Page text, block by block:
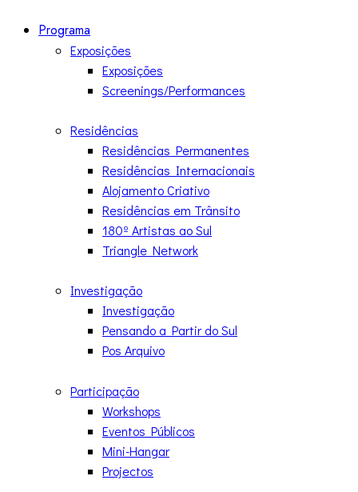
Programa
Exposições
Exposições
Screenings/Performances
Residências
Residências Permanentes
Residências Internacionais
Alojamento Criativo
Residências em Trânsito
180º Artistas ao Sul
Triangle Network
Investigação
Investigação
Pensando a Partir do Sul
Pos Arquivo
Participação
Workshops
Eventos Públicos
Mini-Hangar
Projectos